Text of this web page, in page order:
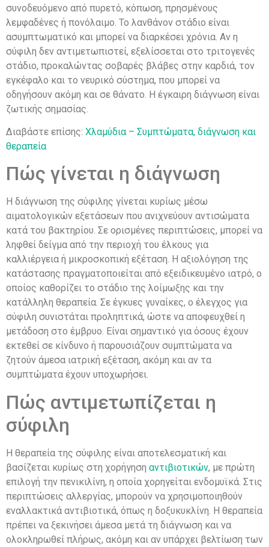
συνοδευόμενο από πυρετό, κόπωση, πρησμένους
λεμφαδένες ή πονόλαιμο. Το λανθάνον στάδιο είναι
ασυμπτωματικό και μπορεί να διαρκέσει χρόνια. Αν η
σύφιλη δεν αντιμετωπιστεί, εξελίσσεται στο τριτογενές
στάδιο, προκαλώντας σοβαρές βλάβες στην καρδιά, τον
εγκέφαλο και το νευρικό σύστημα, που μπορεί να
οδηγήσουν ακόμη και σε θάνατο. Η έγκαιρη διάγνωση είναι
ζωτικής σημασίας.
Διαβάστε επίσης: Χλαμύδια – Συμπτώματα, διάγνωση και
θεραπεία
Πώς γίνεται η διάγνωση
Η διάγνωση της σύφιλης γίνεται κυρίως μέσω
αιματολογικών εξετάσεων που ανιχνεύουν αντισώματα
κατά του βακτηρίου. Σε ορισμένες περιπτώσεις, μπορεί να
ληφθεί δείγμα από την περιοχή του έλκους για
καλλιέργεια ή μικροσκοπική εξέταση. Η αξιολόγηση της
κατάστασης πραγματοποιείται από εξειδικευμένο ιατρό, ο
οποίος καθορίζει το στάδιο της λοίμωξης και την
κατάλληλη θεραπεία. Σε έγκυες γυναίκες, ο έλεγχος για
σύφιλη συνιστάται προληπτικά, ώστε να αποφευχθεί η
μετάδοση στο έμβρυο. Είναι σημαντικό για όσους έχουν
εκτεθεί σε κίνδυνο ή παρουσιάζουν συμπτώματα να
ζητούν άμεσα ιατρική εξέταση, ακόμη και αν τα
συμπτώματα έχουν υποχωρήσει.
Πώς αντιμετωπίζεται η
σύφιλη
Η θεραπεία της σύφιλης είναι αποτελεσματική και
βασίζεται κυρίως στη χορήγηση αντιβιοτικών, με πρώτη
επιλογή την πενικιλίνη, η οποία χορηγείται ενδομυϊκά. Στις
περιπτώσεις αλλεργίας, μπορούν να χρησιμοποιηθούν
εναλλακτικά αντιβιοτικά, όπως η δοξυκυκλίνη. Η θεραπεία
πρέπει να ξεκινήσει άμεσα μετά τη διάγνωση και να
ολοκληρωθεί πλήρως, ακόμη και αν υπάρχει βελτίωση των